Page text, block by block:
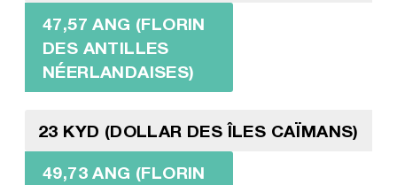
47,57 ANG (FLORIN
DES ANTILLES
NÉERLANDAISES)
23 KYD (DOLLAR DES ÎLES CAÏMANS)
49,73 ANG (FLORIN